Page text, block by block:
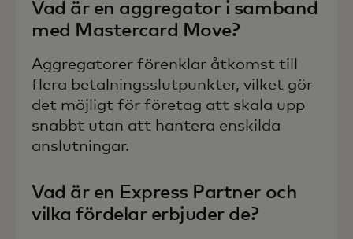
Vad är en aggregator i samband
med Mastercard Move?
Aggregatorer förenklar åtkomst till
flera betalningsslutpunkter, vilket gör
det möjligt för företag att skala upp
snabbt utan att hantera enskilda
anslutningar.
Vad är en Express Partner och
vilka fördelar erbjuder de?